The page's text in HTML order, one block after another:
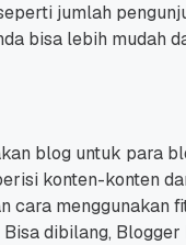
jumlah
bisa lebih mudah
blog untuk para
konten-konten
cara menggunakan
Bisa dibilang,